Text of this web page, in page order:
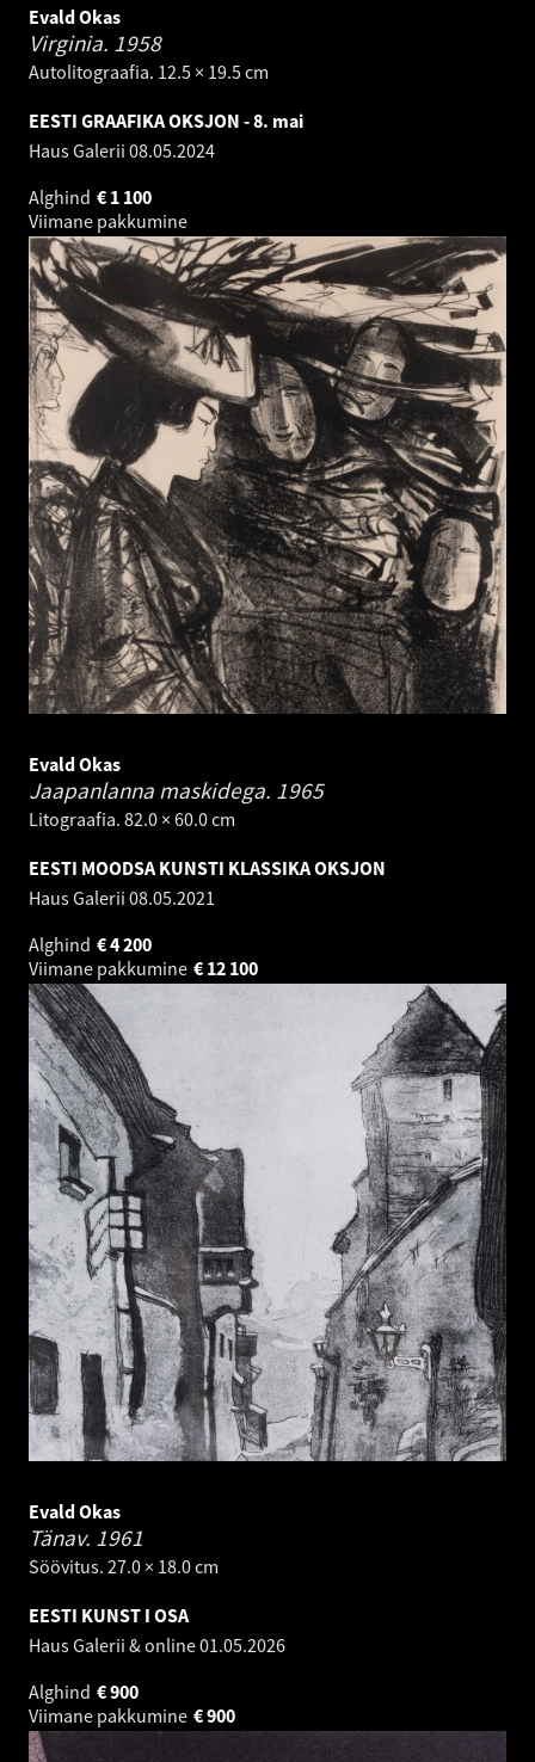
Evald Okas
Virginia. 1958
Autolitograafia. 12.5 × 19.5 cm
EESTI GRAAFIKA OKSJON - 8. mai
Haus Galerii 08.05.2024
Alghind
1 100
€
Viimane pakkumine
Evald Okas
Jaapanlanna maskidega. 1965
Litograafia. 82.0 × 60.0 cm
EESTI MOODSA KUNSTI KLASSIKA OKSJON
Haus Galerii 08.05.2021
Alghind
4 200
€
Viimane pakkumine
12 100
€
Evald Okas
Tänav. 1961
Söövitus. 27.0 × 18.0 cm
EESTI KUNST I OSA
Haus Galerii & online01.05.2026
Alghind
900
€
Viimane pakkumine
900
€